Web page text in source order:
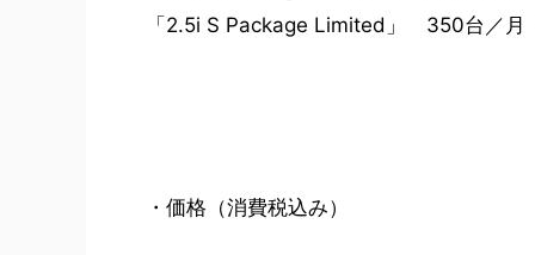
「2.5i S Package Limited」 350台／月
・価格（消費税込み）